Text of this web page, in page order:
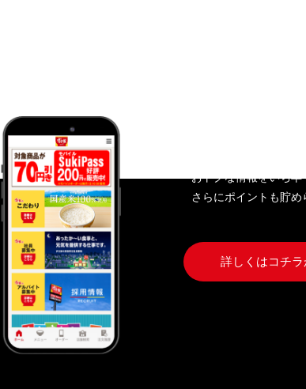
おトクな情報をいち早
さらにポイントも貯め
詳しくはコチラ